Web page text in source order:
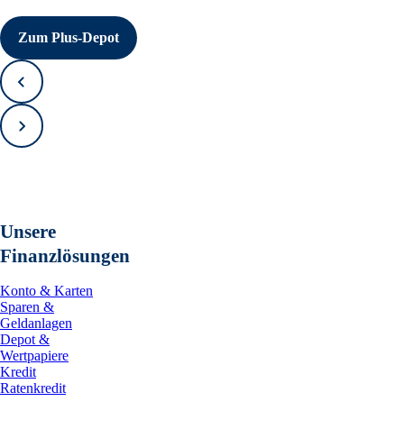
Zum Plus-Depot
Zurück
Vorwärts
Unsere
Finanzlösungen
Konto & Karten
Sparen &
Geldanlagen
Depot &
Wertpapiere
Kredit
Ratenkredit